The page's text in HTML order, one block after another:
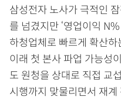
삼성전자 노사가 극적인
를 넘겼지만 ‘영업이익
하청업체로 빠르게 확산
이래 첫 본사 파업 가능성
도 원청을 상대로 직접 교
시행까지 맞물리면서 재